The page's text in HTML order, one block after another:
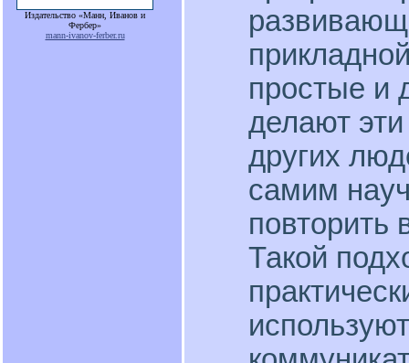
Издательство «Манн, Иванов и
Фербер»
mann-ivanov-ferber.ru
простые и
делают
других
самим
повторить
Такой